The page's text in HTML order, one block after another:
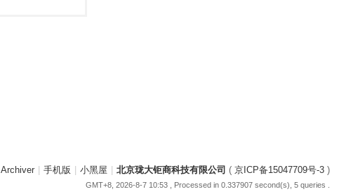
Archiver 手机版 小黑屋 北京珑大钜商科技有限公司 ( 京ICP备15047709号-3)
GMT+8, 2026-8-7 10:53, Processed in 0.337907 second(s), 5 queries .